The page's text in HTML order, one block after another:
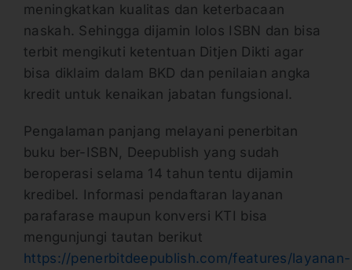
meningkatkan kualitas dan keterbacaan
naskah. Sehingga dijamin lolos ISBN dan bisa
terbit mengikuti ketentuan Ditjen Dikti agar
bisa diklaim dalam BKD dan penilaian angka
kredit untuk kenaikan jabatan fungsional.
Pengalaman panjang melayani penerbitan
buku ber-ISBN, Deepublish yang sudah
beroperasi selama 14 tahun tentu dijamin
kredibel. Informasi pendaftaran layanan
parafarase maupun konversi KTI bisa
mengunjungi tautan berikut
https://penerbitdeepublish.com/features/layanan-